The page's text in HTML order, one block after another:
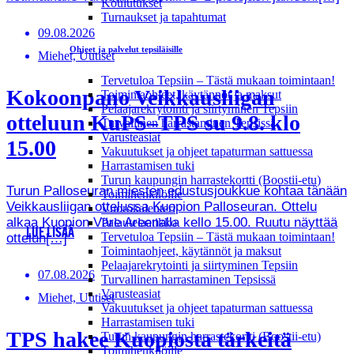
Koulutukset
Turnaukset ja tapahtumat
Ohjeet ja palvelut tepsiläisille
Tervetuloa Tepsiin – Tästä mukaan toimintaan!
Toimintaohjeet, käytännöt ja maksut
Pelaajarekrytointi ja siirtyminen Tepsiin
Turvallinen harrastaminen Tepsissä
Varusteasiat
Vakuutukset ja ohjeet tapaturman sattuessa
Harrastamisen tuki
Turun kaupungin harrastekortti (Boostii-etu)
Toimihenkilöille
Vuorokalenteri
Palautelaatikko
Tervetuloa Tepsiin – Tästä mukaan toimintaan!
Toimintaohjeet, käytännöt ja maksut
Pelaajarekrytointi ja siirtyminen Tepsiin
Turvallinen harrastaminen Tepsissä
Varusteasiat
Vakuutukset ja ohjeet tapaturman sattuessa
Harrastamisen tuki
Turun kaupungin harrastekortti (Boostii-etu)
Toimihenkilöille
09.08.2026
Miehet, Uutiset
Kokoonpano Veikkausliigan
otteluun KuPS–TPS su 9.8. klo
15.00
Turun Palloseuran miesten edustusjoukkue kohtaa tänään
Veikkausliigan ottelussa Kuopion Palloseuran. Ottelu
alkaa Kuopion Väre Areenalla kello 15.00. Ruutu näyttää
ottelun[…]
LUE LISÄÄ
07.08.2026
Miehet, Uutiset
TPS hakee Kuopiosta tärkeitä